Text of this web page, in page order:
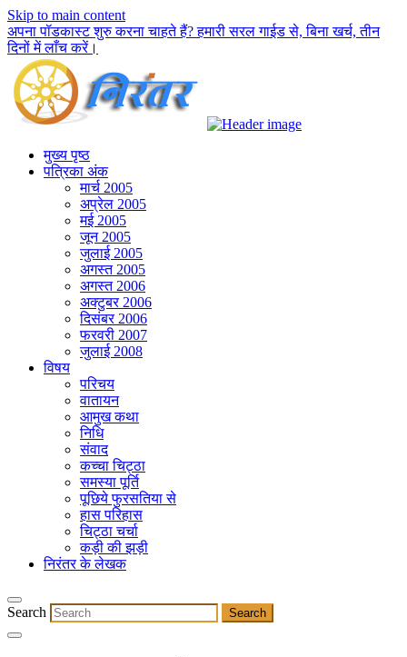
Skip to main content
अपना पॉडकास्ट शुरु करना चाहते हैं? हमारी सरल गाईड से, बिना खर्च, तीन
दिनों में लाँच करें।
मुख्य पृष्ठ
पत्रिका अंक
मार्च 2005
अप्रेल 2005
मई 2005
जून 2005
जुलाई 2005
अगस्त 2005
अगस्त 2006
अक्टुबर 2006
दिसंबर 2006
फरवरी 2007
जुलाई 2008
विषय
परिचय
वातायन
आमुख कथा
निधि
संवाद
कच्चा चिट्ठा
समस्या पूर्ति
पूछिये फुरसतिया से
हास परिहास
चिट्ठा चर्चा
कड़ी की झड़ी
निरंतर के लेखक
Search